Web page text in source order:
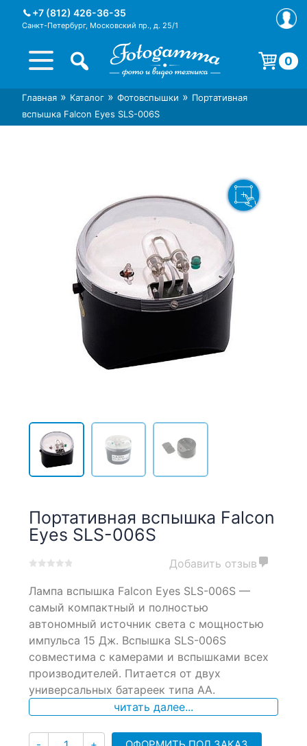
+7 (812) 426-36-35
Санкт-Петербург, Московский пр., д. 25/1
Интернет-магазин фототехники
Foto-Gamma в СПб
Магазин фотоаксессуаров foto-
gamma.ru
0
Корзина пуста.
Главная » Каталог » Фотовспышки » Портативная
вспышка Falcon Eyes SLS-006S
Портативная вспышка Falcon
Eyes SLS-006S
out
on
customer
ratings
Добавить отзыв
Лампа вспышка Falcon Eyes SLS-006S —
самый компактный и полностью
автономный источник света с мощностью
импульса 15 Дж. Вспышка SLS-006S
совместима с камерами и вспышками всех
производителей. Питается от двух
универсальных батареек типа АА.
читать далее...
Количество